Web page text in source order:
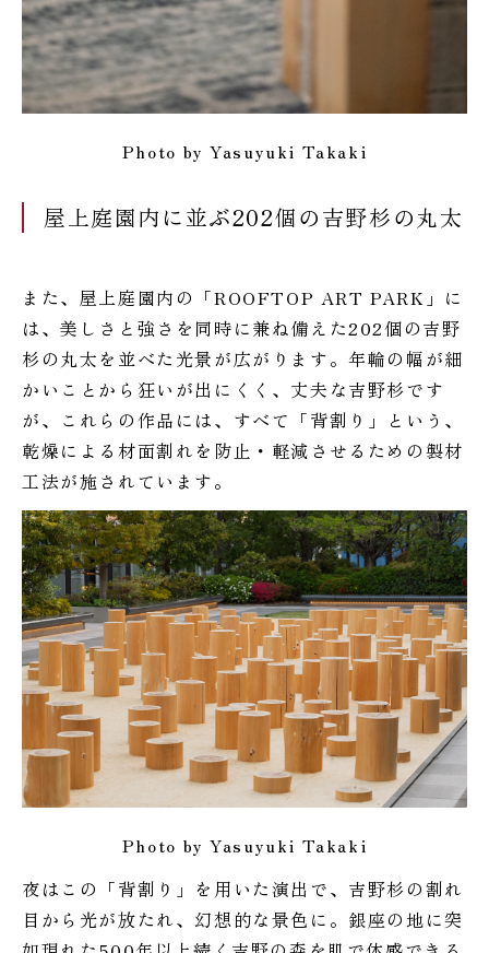
Photo by Yasuyuki Takaki
屋上庭園内に並ぶ202個の吉野杉の丸太
また、屋上庭園内の「ROOFTOP ART PARK」に
は、美しさと強さを同時に兼ね備えた202個の吉野
杉の丸太を並べた光景が広がります。年輪の幅が細
かいことから狂いが出にくく、丈夫な吉野杉です
が、これらの作品には、すべて「背割り」という、
乾燥による材面割れを防止・軽減させるための製材
工法が施されています。
Photo by Yasuyuki Takaki
夜はこの「背割り」を用いた演出で、吉野杉の割れ
目から光が放たれ、幻想的な景色に。銀座の地に突